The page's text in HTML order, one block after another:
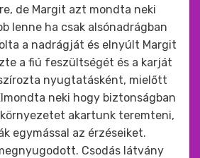
de Margit azt mondta neki
lenne ha csak alsónadrágban
a nadrágját és elnyúlt Margit
a fiú feszültségét és a karját
nyugtatásként, mielőtt
neki hogy biztonságban
akartunk teremteni,
egymással az érzéseiket.
Csodás látvány